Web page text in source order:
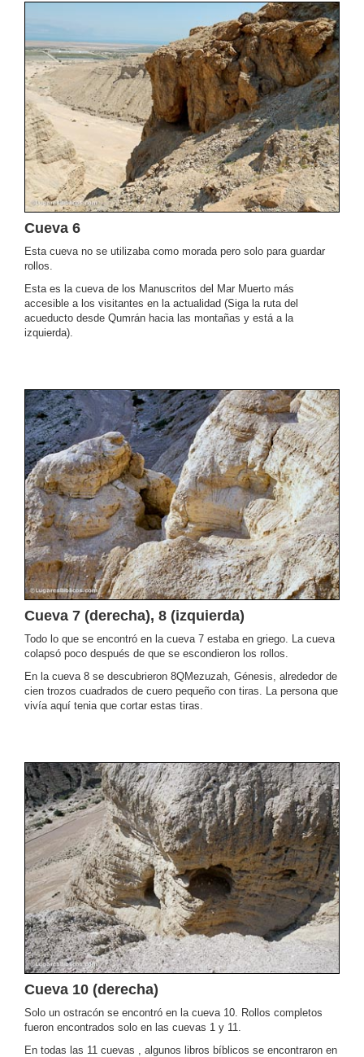
Cueva 6
Esta cueva no se utilizaba como morada pero solo para guardar
rollos.
Esta es la cueva de los Manuscritos del Mar Muerto más
accesible a los visitantes en la actualidad (Siga la ruta del
acueducto desde Qumrán hacia las montañas y está a la
izquierda).
Cueva 7 (derecha), 8 (izquierda)
Todo lo que se encontró en la cueva 7 estaba en griego. La cueva
colapsó poco después de que se escondieron los rollos.
En la cueva 8 se descubrieron 8QMezuzah, Génesis, alrededor de
cien trozos cuadrados de cuero pequeño con tiras. La persona que
vivía aquí tenia que cortar estas tiras.
Cueva 10 (derecha)
Solo un ostracón se encontró en la cueva 10. Rollos completos
fueron encontrados solo en las cuevas 1 y 11.
En todas las 11 cuevas , algunos libros bíblicos se encontraron en